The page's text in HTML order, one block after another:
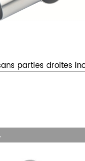
parties droites